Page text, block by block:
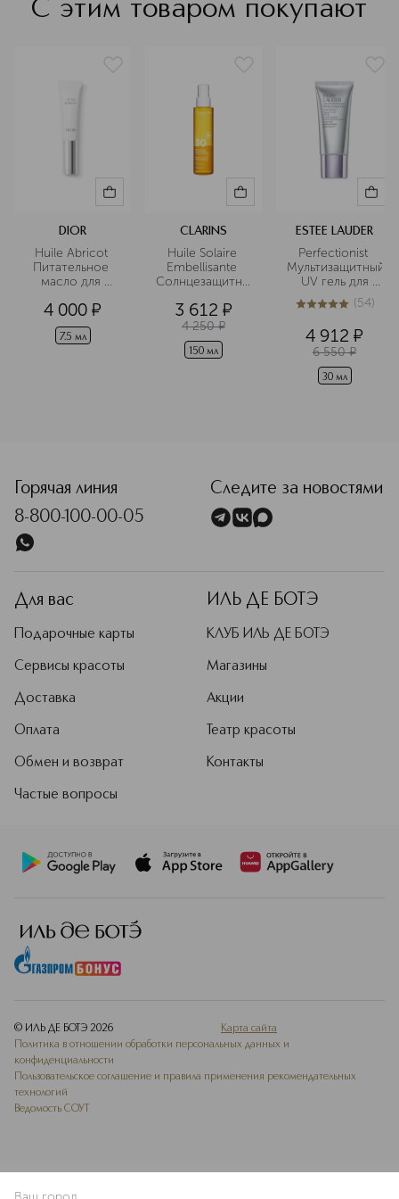
С этим товаром покупают
DIOR
Huile Abricot
Питательное
масло для
кутикулы
4 000 ¤
7.5 мл
CLARINS
Huile Solaire
Embellisante
Солнцезащитное
3 612 ¤
4 250 ¤
150 мл
ESTEE LAUDER
Perfectionist
Мультизащитный
UV гель для
лица SPF50
5из 554 (54)
4 912 ¤
6 550 ¤
30 мл
Горячая линия
8-800-100-00-05
Следите за новостями
Для вас
Подарочные карты
Сервисы красоты
Доставка
Оплата
Обмен и возврат
Частые вопросы
ИЛЬ ДЕ БОТЭ
КЛУБ ИЛЬ ДЕ БОТЭ
Магазины
Акции
Театр красоты
Контакты
© ИЛЬ ДЕ БОТЭ 2026
Карта сайта
Политика в отношении обработки персональных данных и
конфиденциальности
Пользовательское соглашение и правила применения рекомендательных
технологий
Ведомость СОУТ